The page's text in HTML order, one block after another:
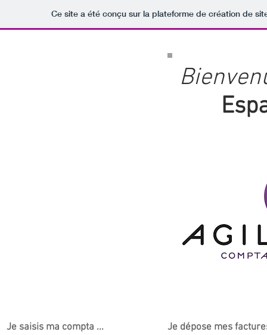
Ce site a été conçu sur la plateforme de création de
Je saisis ma compta ... Je dépose mes